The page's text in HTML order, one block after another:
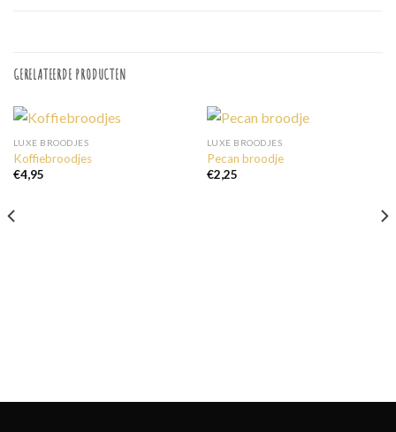
GERELATEERDE PRODUCTEN
LUXE BROODJES
Koffiebroodjes
€4,95
LUXE BROODJES
Pecan broodje
€2,25